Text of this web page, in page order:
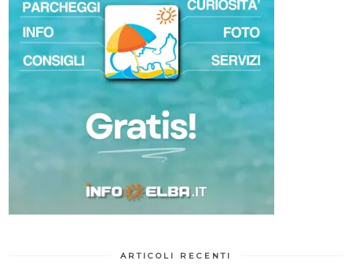
ARTICOLI RECENTI